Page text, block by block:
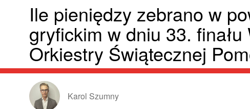
Ile pieniędzy zebrano w
gryfickim w dniu 33. finału
Orkiestry Świątecznej
Karol Szumny